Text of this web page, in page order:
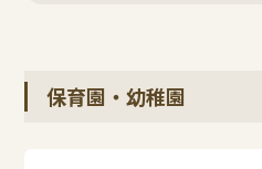
保育園・幼稚園